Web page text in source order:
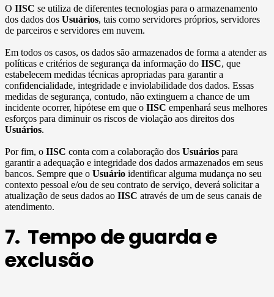
O IISC se utiliza de diferentes tecnologias para o armazenamento
dos dados dos Usuários, tais como servidores próprios, servidores
de parceiros e servidores em nuvem.
Em todos os casos, os dados são armazenados de forma a atender as
políticas e critérios de segurança da informação do IISC, que
estabelecem medidas técnicas apropriadas para garantir a
confidencialidade, integridade e inviolabilidade dos dados. Essas
medidas de segurança, contudo, não extinguem a chance de um
incidente ocorrer, hipótese em que o IISC empenhará seus melhores
esforços para diminuir os riscos de violação aos direitos dos
Usuários.
Por fim, o IISC conta com a colaboração dos Usuários para
garantir a adequação e integridade dos dados armazenados em seus
bancos. Sempre que o Usuário identificar alguma mudança no seu
contexto pessoal e/ou de seu contrato de serviço, deverá solicitar a
atualização de seus dados ao IISC através de um de seus canais de
atendimento.
7. Tempo de guarda e
exclusão